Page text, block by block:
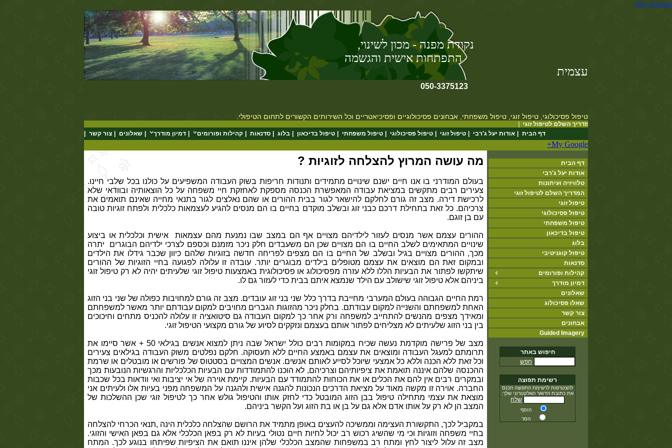
My Google+
נקודת מפנה -מכון לשינוי,
התפתחות אישית והגשמה
עצמית
050-3375123
טיפול פסיכולוגי, טיפול זוגי, טיפול משפחתי, אבחונים פסיכולוגיים ופסיכיאטריים וכל השירותים הקשורים לתחום הטיפולי.
המדריך השלם לטיפול זוגי|
דף הבית
אודות יעל ג'רבי טיפול זוגי טיפול פסיכולוגי טיפול משפחתי טיפול בדיכאון בלוג סדנאות קהילות ופורומים דמיון מודרך שאלונים צור קשר
דף הבית
אודות יעל ג'רבי
טלוויזיה ועיתונות
המדריך השלם לטיפול זוגי
טיפול זוגי
טיפול פסיכולוגי
טיפול משפחתי
טיפול בדיכאון
בלוג
טיפול קוגניטיבי
סדנאות
קהילות ופורומים
דמיון מודרך
שאלונים
שאלו פסיכולוג
צור קשר
אבחונים
Guided Imagery
חיפוש באתר
חפש
רשימת תפוצה
להצטרפות לרשימת התפוצה הכנס
את כתובת הדואר האלקטרוני שלך:
שלח
הוסף
הסר
מה עושה המרוץ להצלחה לזוגיות ?
בעולם המודרני בו אנו חיים ישנם שינויים מתמידים ותנודות חריפות בשוק העבודה המשפיעים על כולנו בכל שלבי חיינו.
צעירים רבים מתקשים במציאת עבודה המאפשרת הכנסה מספקת לאחזקת חיי משפחה על כל הוצאותיה ובוודאי שלא
לרכישת דירה. מצב זה גורם לחלקם להישאר לגור בבית ההורים או שהם נאלצים לגור בתנאי מחייה שאינם תואמים את
צרכיהם. כל זאת בתחילת דרכם כבני זוג ובשלב מוקדם בחיים בו הם מנסים להגיע לעצמאות כלכלית ולפתח זוגיות טובה
עם בן זוגם.
ההורים עצמם אשר מנסים לעזור לילדיהם מצויים אף הם במצב שבו נמנעת מהם עצמאות אישית וכלכלית או ביצוע
שינויים המתאימים לשלב החיים בו הם מצויים שכן הם משעבדים חלק ניכר מזמנם וכספם לצרכי ילדיהם הבוגרים יתרה
מכך, ההורים מצויים בגיל ובשלב של החיים בו הם מצפים לפריחה חדשה בזוגיות שלהם כיוון שכבר גידלו את הילדים
ובמקום זאת הם מוצאים את עצמם מטופלים בילדים מבוגרים יותר. עובדה זו עלולה לפגועה בחיי הזוגיות של ההורים
שיתקשו לפתור את הבעיות הללו ללא עזרה מפסיכולוג או פסיכולוגית באמצעות טיפול זוגי שלעיתים יהיה לא רק טיפול זוגי
ביניהם אלא טיפול זוגי שישולב עם הילד שנמצא איתם בבית כדי לעזור גם לו.
רמת החיים הגבוהה בעולם המערבי מחייבת בדרך כלל שני בני זוג עובדים. מצב זה גורם למחויבות כפולה של שני בני הזוג
האחת למשפחתם והשנייה למקום עבודתם. בחלק ניכר מהזוגות הגברים מחויבים למקום עבודתם יותר מאשר למשפחתם
ומאידך מצפים מהנשים להתחייב למשפחה ורק אחר כך למקום העבודה גם סיטואציה זו עלולה להכניס מתחים וחיכוכים
בין בני הזוג שלעיתים לא מצליחים לפתור אותם בעצמם ונזקקים לסיוע של גורם מקצועי הטיפול זוגי.
מצב של פרישה מוקדמת נעשה שכיח במקומות רבים כולל ישראל שבה ניתן למצוא אנשים בגילאי 50 + אשר סיימו את
תרומתם למעגל העבודה ומוצאים את עצמם באמצע החיים ללא תעסוקה. חלקם נפלטים משוק העבודה בגילאים צעירים
וכל זאת ללא הכנה וללא כל אמצעי שיוכל לסייע לאותם אנשים. אנשים המצויים בסטטוס של פורשים או מובטלים או שרמת
ההכנסה שלהם איננה תואמת את ציפיותיהם וצרכיהם, לא הוכנו להתמודדות עם הבעיות הכלכליות והרגשיות הנובעות מכך
ובמקרים רבים אין להם את הכלים או את הכוחות להתמודד עם הבעיות. קיימת אוירה של אי יציבות ואי וודאות בכל שכבות
החברה. אוירה זו מקשה מאוד על מציאת הדרכים הנכונות להגנה אישית ולהגנה על המשפחה מפני בעיות אלו ולעיתים אני
מוצאת את עצמי מתחילה טיפול בבן הזוג המובטל כדי לחזק אותו והטיפול גולש אחר כך לטיפול זוגי שכן ההשלכות של
המצב הן לא רק על אותו אדם אלא גם על בן או בת הזוג ועל הקשר ביניהם.
במקביל לכך, התקשורת העצימה וממשיכה להעצים באופן מתמיד את הרושם שהצלחה כלכלית הינה ,תנאי הכרחי להצלחה
בחיי משפחה וזוגיות וכי מי שהשיג רכוש רב יכול לחיות חיים נטולי בעיות לא רק בפאן הכלכלי אלא גם בפאן האישי והזוגי.
מצב זה עלול ליצור לחץ ומתח רב במשפחות שהמצב הכלכלי שלהן איננו תואם את הציפיות שפיתחו בנוגע לכך. המתח